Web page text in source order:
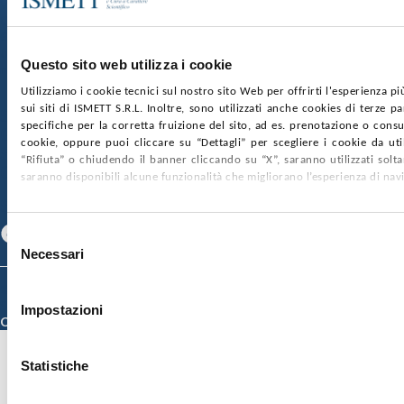
Questo sito web utilizza i cookie
Utilizziamo i cookie tecnici sul nostro sito Web per offrirti l'esperienza
sui siti di ISMETT S.R.L. Inoltre, sono utilizzati anche cookies di terze
specifiche per la corretta fruizione del sito, ad es. prenotazione o
cookie, oppure puoi cliccare su “Dettagli” per scegliere i cookie da
“Rifiuta” o chiudendo il banner cliccando su “X”, saranno utilizzati
saranno disponibili alcune funzionalità che migliorano l’esperienza di
Selezione
delNecessari
Impostazioni
Statistiche
Via Discesa dei Giudici 4 90133 Palermo
nr. REA PA-201818 P.I. 04544550827
SOCIETÀ TRASPARENTE WHISTLEBLOWING
GARE E CONTRATTIPRIVACYCOOKIE POLICY
SOSTIENICIMAPPA DEL SITOACCESSIBILITÀ
CONTATTI
Specializzazione)
Credits